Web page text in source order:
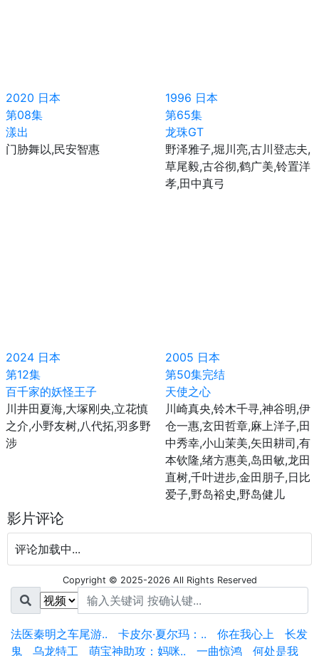
2020 日本
第08集
漾出
门胁舞以,民安智惠
1996 日本
第65集
龙珠GT
野泽雅子,堀川亮,古川登志夫,
草尾毅,古谷彻,鹤广美,铃置洋
孝,田中真弓
2024 日本
第12集
百千家的妖怪王子
川井田夏海,大塚刚央,立花慎
之介,小野友树,八代拓,羽多野
涉
2005 日本
第50集完结
天使之心
川崎真央,铃木千寻,神谷明,伊
仓一惠,玄田哲章,麻上洋子,田
中秀幸,小山茉美,矢田耕司,有
本钦隆,绪方惠美,岛田敏,龙田
直树,千叶进步,金田朋子,日比
爱子,野岛裕史,野岛健儿
影片评论
评论加载中...
Copyright © 2025-2026 All Rights Reserved
法医秦明之车尾游.. 卡皮尔·夏尔玛：.. 你在我心上
长发
鬼
乌龙特工 萌宝神助攻：妈咪.. 一曲惊鸿 何处是我